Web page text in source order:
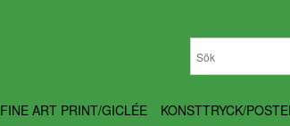
FINE ART PRINT/GICLÉE KONSTTRYCK/